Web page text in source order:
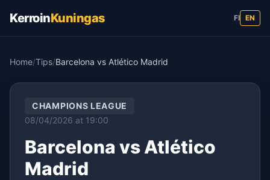
KerroinKuningas FI EN
Home/Tips/Barcelona vs Atlético Madrid
CHAMPIONS LEAGUE
08/04/2026 at 19:00
Barcelona vs Atlético
Madrid